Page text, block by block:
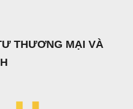
THƯƠNG MẠI VÀ